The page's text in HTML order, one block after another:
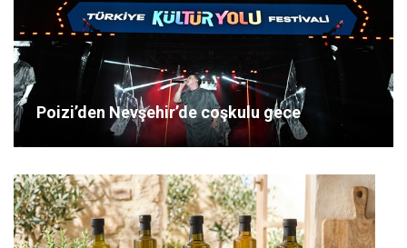
Poizi’den Nevşehir’de coşkulu gece